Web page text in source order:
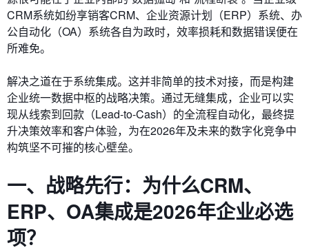
CRM系统如纷享销客CRM、企业资源计划（ERP）系统、办
公自动化（OA）系统各自为政时，效率损耗和数据错误便在
所难免。
解决之道在于系统集成。这并非简单的技术对接，而是构建
企业统一数据中枢的战略决策。通过无缝集成，企业可以实
现从线索到回款（Lead-to-Cash）的全流程自动化，最终提
升决策效率和客户体验，为在2026年及未来的数字化竞争中
构筑坚不可摧的核心壁垒。
一、战略先行：为什么CRM、
ERP、OA集成是2026年企业必选
项？